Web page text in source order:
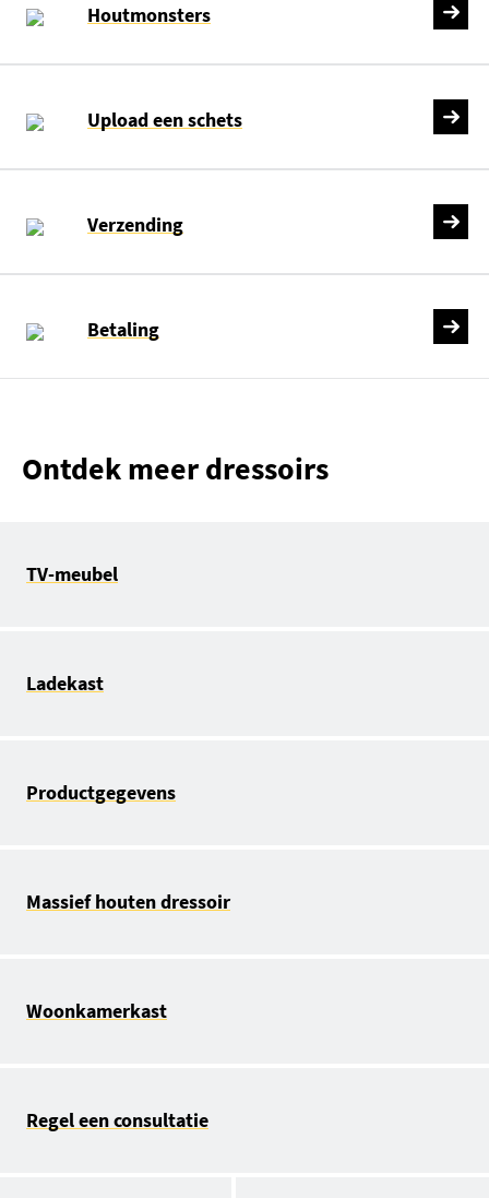
Houtmonsters
Upload een schets
Verzending
Betaling
Ontdek meer dressoirs
TV-meubel
Ladekast
Productgegevens
Massief houten dressoir
Woonkamerkast
Regel een consultatie